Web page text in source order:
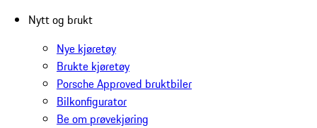
Nytt og brukt
Nye kjøretøy
Brukte kjøretøy
Porsche Approved bruktbiler
Bilkonfigurator
Be om prøvekjøring